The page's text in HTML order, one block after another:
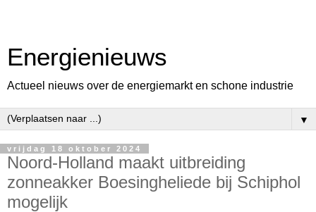
Energienieuws
Actueel nieuws over de energiemarkt en schone industrie
▼
vrijdag 18 oktober 2024
Noord-Holland maakt uitbreiding
zonneakker Boesingheliede bij Schiphol
mogelijk